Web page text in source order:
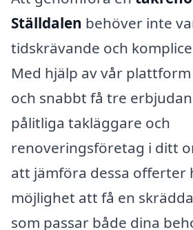
Ställdalen behöver inte
tidskrävande och
Med hjälp av vår
och snabbt få tre
pålitliga takläggare och
renoveringsföretag i ditt
att jämföra dessa offerter
möjlighet att få en
som passar både dina